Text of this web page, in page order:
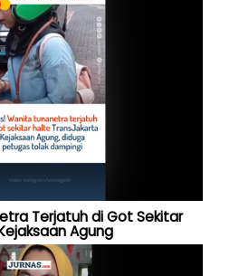
Terjatuh di Got Sekitar
Agung